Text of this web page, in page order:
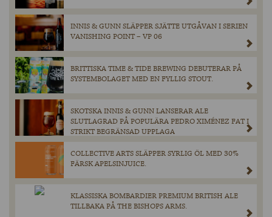
INNIS & GUNN SLÄPPER SJÄTTE UTGÅVAN I SERIEN
VANISHING POINT – VP 06
BRITTISKA TIME & TIDE BREWING DEBUTERAR PÅ
SYSTEMBOLAGET MED EN FYLLIG STOUT.
SKOTSKA INNIS & GUNN LANSERAR ALE
SLUTLAGRAD PÅ POPULÄRA PEDRO XIMÉNEZ FAT I
STRIKT BEGRÄNSAD UPPLAGA
COLLECTIVE ARTS SLÄPPER SYRLIG ÖL MED 30%
FÄRSK APELSINJUICE.
KLASSISKA BOMBARDIER PREMIUM BRITISH ALE
TILLBAKA PÅ THE BISHOPS ARMS.